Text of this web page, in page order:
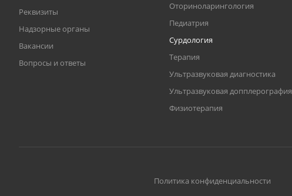
Реквизиты
Надзорные органы
Вакансии
Вопросы и ответы
Оториноларингология
Педиатрия
Сурдология
Терапия
Ультразвуковая диагностика
Ультразвуковая допплерография
Физиотерапия
Политика конфиденциальности